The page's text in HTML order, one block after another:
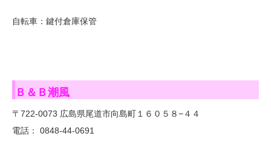
自転車：鍵付倉庫保管
Ｂ＆Ｂ潮風
〒722-0073 広島県尾道市向島町１６０５８−４４
電話： 0848-44-0691